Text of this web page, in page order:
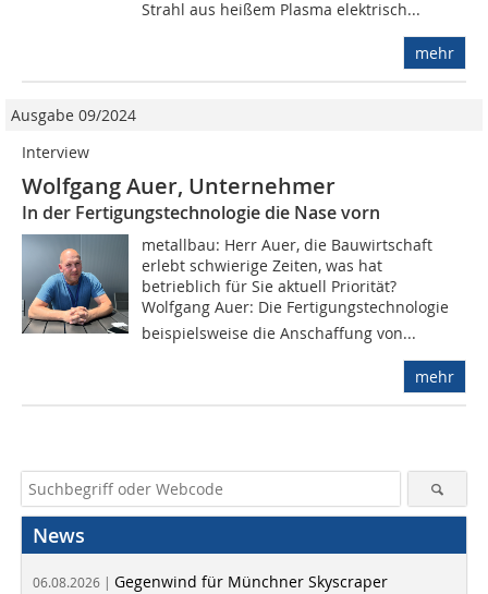
Strahl aus heißem Plasma elektrisch...
mehr
Ausgabe 09/2024
Interview
Wolfgang Auer, Unternehmer
In der Fertigungstechnologie die Nase vorn
metallbau: Herr Auer, die Bauwirtschaft
erlebt schwierige Zeiten, was hat
betrieblich für Sie aktuell Priorität?
Wolfgang Auer: Die Fertigungstechnologie 
beispielsweise die Anschaffung von...
mehr
News
06.08.2026 | Gegenwind für Münchner Skyscraper